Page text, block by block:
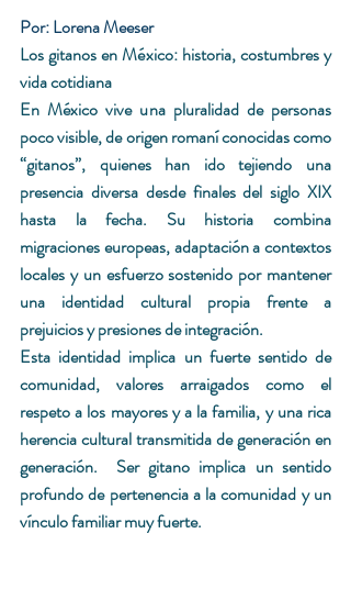
Por: Lorena Meeser
Los gitanos en México: historia, costumbres y
vida cotidiana
En México vive una pluralidad de personas
poco visible, de origen romaní conocidas como
“gitanos”, quienes han ido tejiendo una
presencia diversa desde finales del siglo XIX
hasta la fecha. Su historia combina
migraciones europeas, adaptación a contextos
locales y un esfuerzo sostenido por mantener
una identidad cultural propia frente a
prejuicios y presiones de integración.
Esta identidad implica un fuerte sentido de
comunidad, valores arraigados como el
respeto a los mayores y a la familia, y una rica
herencia cultural transmitida de generación en
generación.  Ser gitano implica un sentido
profundo de pertenencia a la comunidad y un
vínculo familiar muy fuerte.